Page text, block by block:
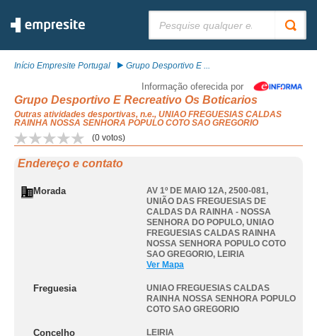
Início Empresite Portugal Grupo Desportivo E ...
Informação oferecida por
Grupo Desportivo E Recreativo Os Boticarios
Outras atividades desportivas, n.e., UNIAO FREGUESIAS CALDAS
RAINHA NOSSA SENHORA POPULO COTO SAO GREGORIO
(0 votos)
Endereço e contato
Morada
AV 1º DE MAIO 12A, 2500-081,
UNIÃO DAS FREGUESIAS DE
CALDAS DA RAINHA - NOSSA
SENHORA DO POPULO, UNIAO
FREGUESIAS CALDAS RAINHA
NOSSA SENHORA POPULO COTO
SAO GREGORIO, LEIRIA
Ver Mapa
Freguesia
UNIAO FREGUESIAS CALDAS
RAINHA NOSSA SENHORA POPULO
COTO SAO GREGORIO
Concelho LEIRIA